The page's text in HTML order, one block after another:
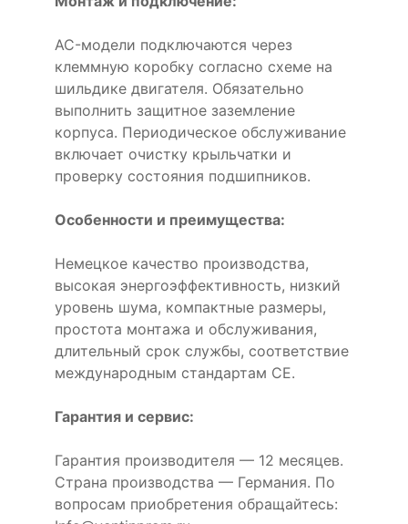
AC-модели подключаются через
клеммную коробку согласно схеме на
шильдике двигателя. Обязательно
выполнить защитное заземление
корпуса. Периодическое обслуживание
включает очистку крыльчатки и
проверку состояния подшипников.
Особенности и преимущества:
Немецкое качество производства,
высокая энергоэффективность, низкий
уровень шума, компактные размеры,
простота монтажа и обслуживания,
длительный срок службы, соответствие
международным стандартам CE.
Гарантия и сервис:
Гарантия производителя — 12 месяцев.
Страна производства — Германия. По
вопросам приобретения обращайтесь: